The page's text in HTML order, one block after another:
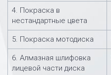
4. Покраска в
нестандартные цвета
5. Покраска мотодиска
6. Алмазная шлифовка
лицевой части диска